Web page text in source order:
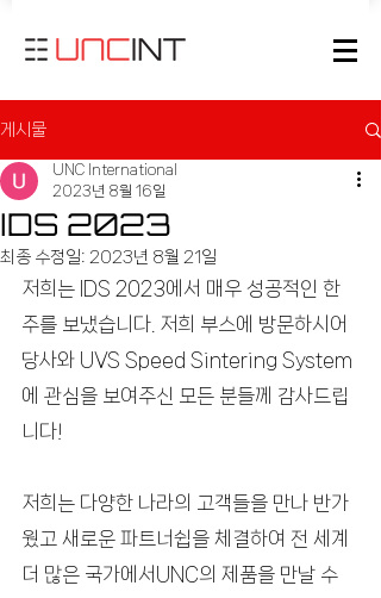
게시물
IDS 2023
UNC International
2023년 8월 16일
최종 수정일: 2023년 8월 21일
저희는 IDS 2023에서 매우 성공적인 한
주를 보냈습니다. 저희 부스에 방문하시어
당사와 UVS Speed Sintering System
에 관심을 보여주신 모든 분들께 감사드립
니다!
저희는 다양한 나라의 고객들을 만나 반가
웠고 새로운 파트너쉽을 체결하여 전 세계
더 많은 국가에서UNC의 제품을 만날 수